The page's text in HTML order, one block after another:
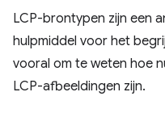
LCP-brontypen zijn een
hulpmiddel voor het
vooral om te weten hoe
LCP-afbeeldingen zijn.